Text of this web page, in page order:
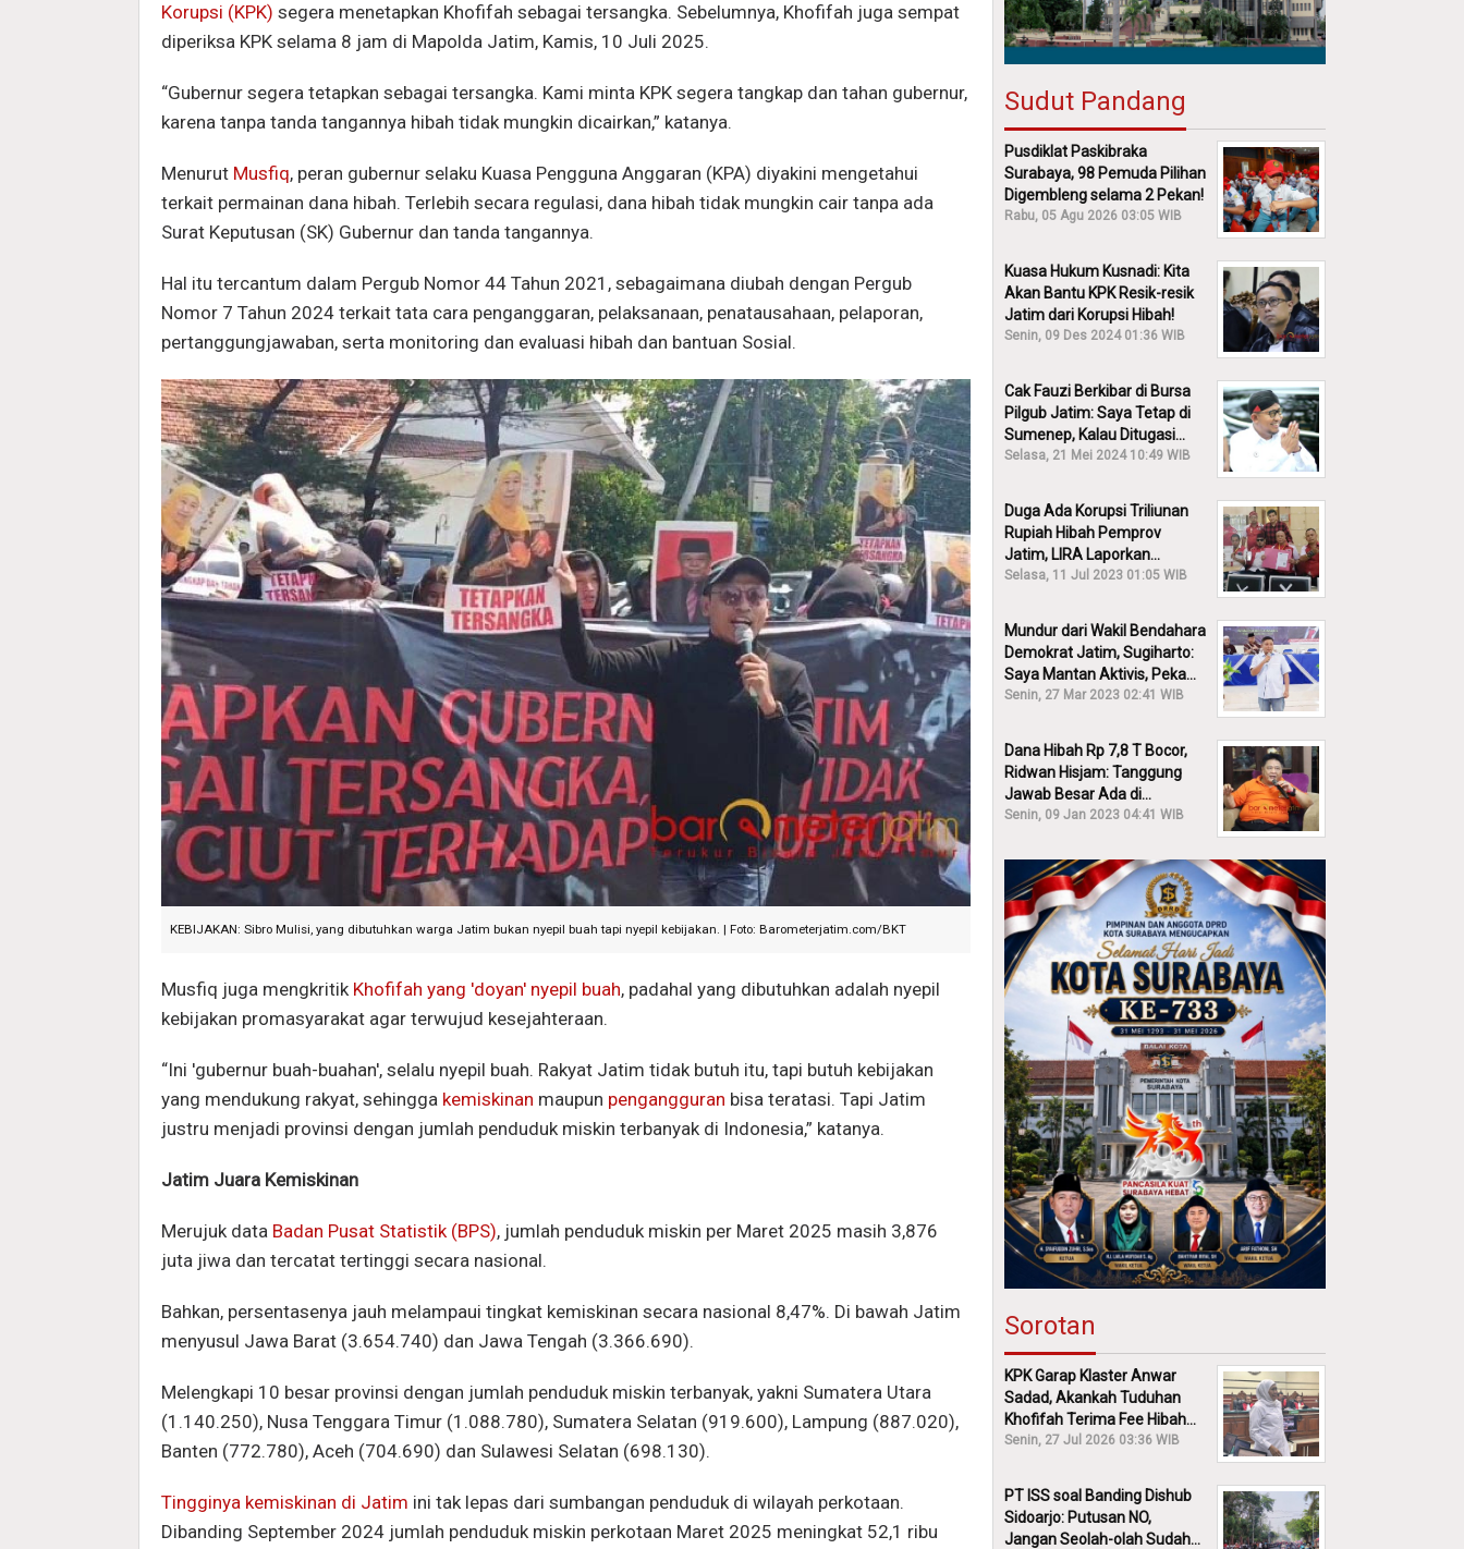
Korupsi (KPK) segera menetapkan Khofifah sebagai tersangka. Sebelumnya, Khofifah juga sempat
diperiksa KPK selama 8 jam di Mapolda Jatim, Kamis, 10 Juli 2025.
“Gubernur segera tetapkan sebagai tersangka. Kami minta KPK segera tangkap dan tahan gubernur,
karena tanpa tanda tangannya hibah tidak mungkin dicairkan,” katanya.
Menurut Musfiq, peran gubernur selaku Kuasa Pengguna Anggaran (KPA) diyakini mengetahui
terkait permainan dana hibah. Terlebih secara regulasi, dana hibah tidak mungkin cair tanpa ada
Surat Keputusan (SK) Gubernur dan tanda tangannya.
Hal itu tercantum dalam Pergub Nomor 44 Tahun 2021, sebagaimana diubah dengan Pergub
Nomor 7 Tahun 2024 terkait tata cara penganggaran, pelaksanaan, penatausahaan, pelaporan,
pertanggungjawaban, serta monitoring dan evaluasi hibah dan bantuan Sosial.
KEBIJAKAN: Sibro Mulisi, yang dibutuhkan warga Jatim bukan nyepil buah tapi nyepil kebijakan. | Foto: Barometerjatim.com/BKT
Musfiq juga mengkritik Khofifah yang 'doyan' nyepil buah, padahal yang dibutuhkan adalah nyepil
kebijakan promasyarakat agar terwujud kesejahteraan.
“Ini 'gubernur buah-buahan', selalu nyepil buah. Rakyat Jatim tidak butuh itu, tapi butuh kebijakan
yang mendukung rakyat, sehingga kemiskinan maupun pengangguran bisa teratasi. Tapi Jatim
justru menjadi provinsi dengan jumlah penduduk miskin terbanyak di Indonesia,” katanya.
Jatim Juara Kemiskinan
Merujuk data Badan Pusat Statistik (BPS), jumlah penduduk miskin per Maret 2025 masih 3,876
juta jiwa dan tercatat tertinggi secara nasional.
Bahkan, persentasenya jauh melampaui tingkat kemiskinan secara nasional 8,47%. Di bawah Jatim
menyusul Jawa Barat (3.654.740) dan Jawa Tengah (3.366.690).
Melengkapi 10 besar provinsi dengan jumlah penduduk miskin terbanyak, yakni Sumatera Utara
(1.140.250), Nusa Tenggara Timur (1.088.780), Sumatera Selatan (919.600), Lampung (887.020),
Banten (772.780), Aceh (704.690) dan Sulawesi Selatan (698.130).
Tingginya kemiskinan di Jatim ini tak lepas dari sumbangan penduduk di wilayah perkotaan.
Dibanding September 2024 jumlah penduduk miskin perkotaan Maret 2025 meningkat 52,1 ribu
Sudut Pandang
Pusdiklat Paskibraka
Surabaya, 98 Pemuda Pilihan
Digembleng selama 2 Pekan!
Rabu, 05 Agu 2026 03:05 WIB
Kuasa Hukum Kusnadi: Kita
Akan Bantu KPK Resik-resik
Jatim dari Korupsi Hibah!
Senin, 09 Des 2024 01:36 WIB
Cak Fauzi Berkibar di Bursa
Pilgub Jatim: Saya Tetap di
Sumenep, Kalau Ditugasi
Partai Lain Cerita!
Selasa, 21 Mei 2024 10:49 WIB
Duga Ada Korupsi Triliunan
Rupiah Hibah Pemprov
Jatim, LIRA Laporkan
Khofifah ke KPK: Dia Harus
Selasa, 11 Jul 2023 01:05 WIB
Mundur dari Wakil Bendahara
Demokrat Jatim, Sugiharto:
Saya Mantan Aktivis, Peka
Sekali Kalau Ada yang
Senin, 27 Mar 2023 02:41 WIB
Dana Hibah Rp 7,8 T Bocor,
Ridwan Hisjam: Tanggung
Jawab Besar Ada di
Pemprov, Bukan DPRD Jatim!
Senin, 09 Jan 2023 04:41 WIB
Sorotan
KPK Garap Klaster Anwar
Sadad, Akankah Tuduhan
Khofifah Terima Fee Hibah
30% Diusut?
Senin, 27 Jul 2026 03:36 WIB
PT ISS soal Banding Dishub
Sidoarjo: Putusan NO,
Jangan Seolah-olah Sudah